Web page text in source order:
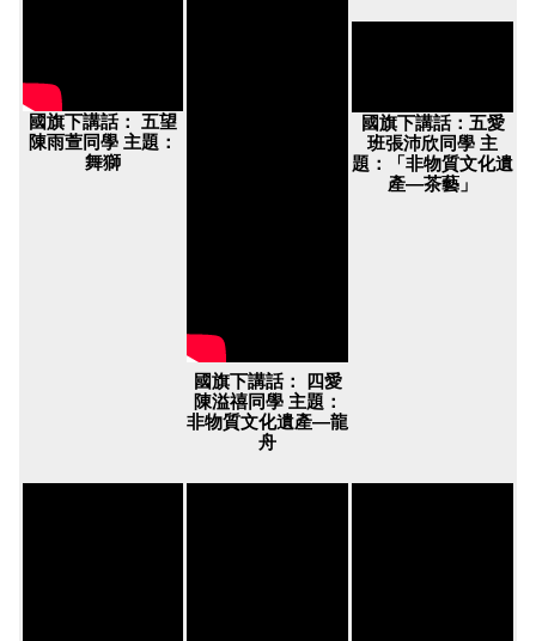
國旗下講話： 五望
陳雨萱同學 主題：
舞獅
國旗下講話： 四愛
陳溢禧同學 主題：
非物質文化遺產—龍
舟
國旗下講話：五愛
班張沛欣同學 主
題：「非物質文化遺
產—茶藝」